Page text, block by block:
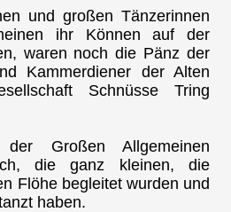
und großen Tänzerinnen
ihr Können auf der
waren noch die Pänz der
Kammerdiener der Alten
Schnüsse Tring
Großen Allgemeinen
die ganz kleinen, die
Flöhe begleitet wurden und
haben.